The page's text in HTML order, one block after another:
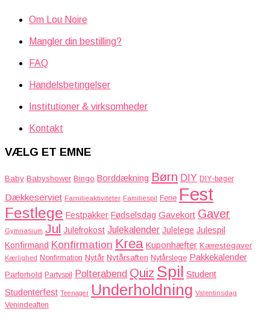
Om Lou Noire
Mangler din bestilling?
FAQ
Handelsbetingelser
Institutioner & virksomheder
Kontakt
VÆLG ET EMNE
Baby Babyshower Bingo Borddækning Børn DIY DIY-bøger
Dækkeserviet Familieaktiviteter Familiespil Ferie Fest
Festlege Festpakker Fødselsdag Gavekort Gaver
Gymnasium Jul Julefrokost Julekalender Julelege Julespil
Konfirmand Konfirmation Krea Kuponhæfter Kærestegaver
Kærlighed Nonfirmation Nytår Nytårsaften Nytårslege Pakkekalender
Parforhold Partyspil Polterabend Quiz Spil Student
Studenterfest Teenager Underholdning Valentinsdag
Venindeaften